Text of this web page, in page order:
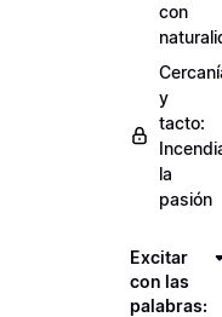
con
y
tacto:
la
pasión
Excitar
con las
palabras: